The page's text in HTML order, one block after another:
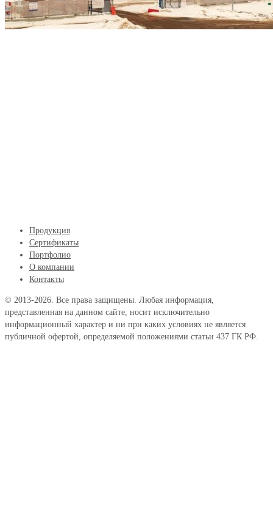
Продукция
Сертификаты
Портфолио
О компании
Контакты
© 2013-2026. Все права защищены. Любая информация,
представленная на данном сайте, носит исключительно
информационный характер и ни при каких условиях не является
публичной офертой, определяемой положениями статьи 437 ГК РФ.